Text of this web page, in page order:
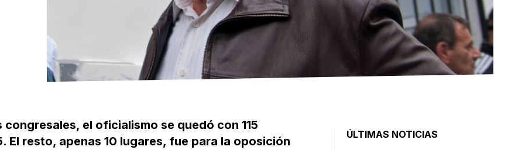
el oficialismo se quedó con 115
El resto, apenas 10 lugares, fue para la oposición
ÚLTIMAS NOTICIAS